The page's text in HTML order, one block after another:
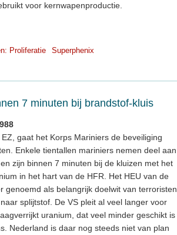
voor kernwapenproductie.
Proliferatie Superphenix
7 minuten bij brandstof-kluis
gaat het Korps Mariniers de beveiliging
Enkele tientallen mariniers nemen deel aan
en zijn binnen 7 minuten bij de kluizen met het
in het hart van de HFR. Het HEU van de
genoemd als belangrijk doelwit van terroristen
splijtstof. De VS pleit al veel langer voor
uranium, dat veel minder geschikt is
Nederland is daar nog steeds niet van plan